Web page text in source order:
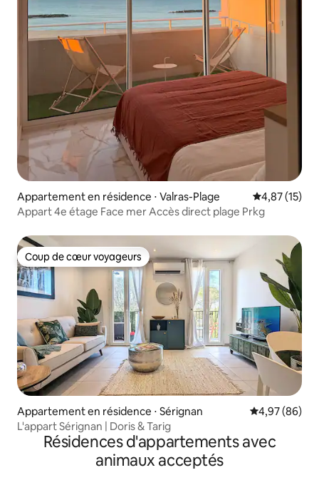
Appartement en résidence ⋅ Valras-Plage Évaluation
4,87 (15)
Appart 4e étage Face mer Accès direct plage Prkg
Coup de cœur voyageurs
Coup de cœur voyageurs
Appartement en résidence ⋅ Sérignan Évaluation
4,97 (86)
L'appart Sérignan | Doris & Tarig
Résidences d'appartements avec
animaux acceptés